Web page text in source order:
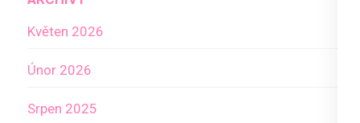
Květen 2026
Únor 2026
Srpen 2025